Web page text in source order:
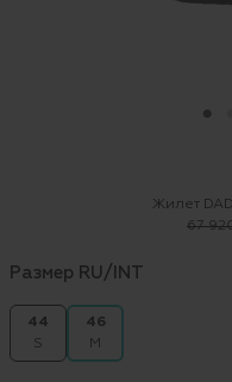
Жилет
67
Размер RU/INT
44
S
46
M